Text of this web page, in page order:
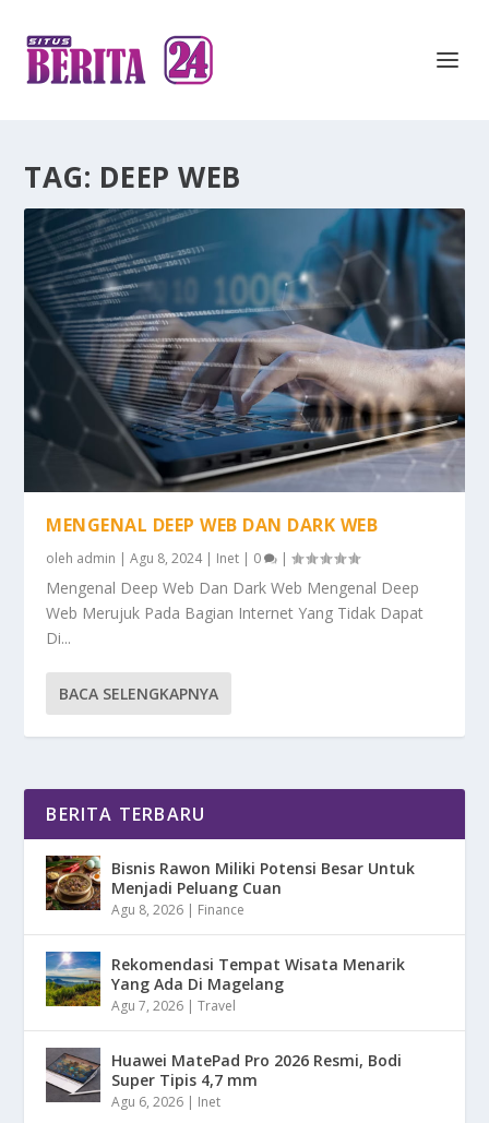
TAG: DEEP WEB
MENGENAL DEEP WEB DAN DARK WEB
oleh admin |Agu 8, 2024| Inet | 0 |
Mengenal Deep Web Dan Dark Web Mengenal Deep
Web Merujuk Pada Bagian Internet Yang Tidak Dapat
Di...
BACA SELENGKAPNYA
BERITA TERBARU
Bisnis Rawon Miliki Potensi Besar Untuk
Menjadi Peluang Cuan
Agu 8, 2026 | Finance
Rekomendasi Tempat Wisata Menarik
Yang Ada Di Magelang
Agu 7, 2026 |Travel
Huawei MatePad Pro 2026 Resmi, Bodi
Super Tipis 4,7 mm
Agu 6, 2026 | Inet